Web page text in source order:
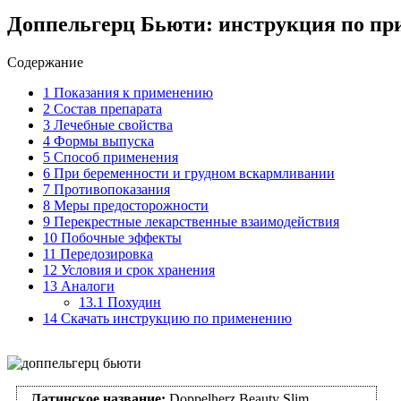
Доппельгерц Бьюти: инструкция по
Содержание
1 Показания к применению
2 Состав препарата
3 Лечебные свойства
4 Формы выпуска
5 Способ применения
6 При беременности и грудном вскармливании
7 Противопоказания
8 Меры предосторожности
9 Перекрестные лекарственные взаимодействия
10 Побочные эффекты
11 Передозировка
12 Условия и срок хранения
13 Аналоги
13.1 Похудин
14 Скачать инструкцию по применению